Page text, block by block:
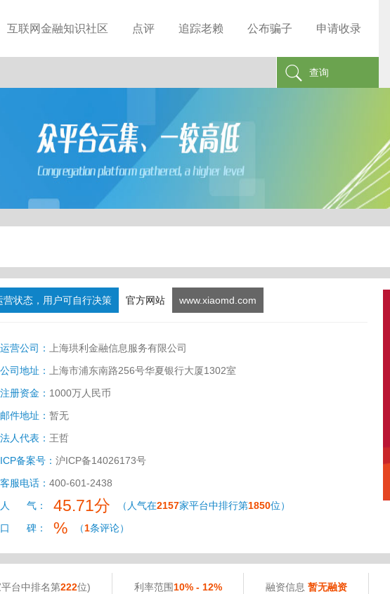
互联网金融知识社区 点评 追踪老赖 公布骗子 申请收录
查询
状态，用户可自行决策 官方网站 www.xiaomd.com
运营公司：
上海珙利金融信息服务有限公司
公司地址：
上海市浦东南路256号华夏银行大厦1302室
注册资金： 1000万人民币
邮件地址： 暂无
法人代表： 王哲
ICP备案号： 沪ICP备14026173号
客服电话： 400-601-2438
人 气：
45.71分 （人气在2157家平台中排行第1850位）
口 碑：
% （1条评论）
台中排名第222位) 利率范围10% - 12% 融资信息 暂无融资